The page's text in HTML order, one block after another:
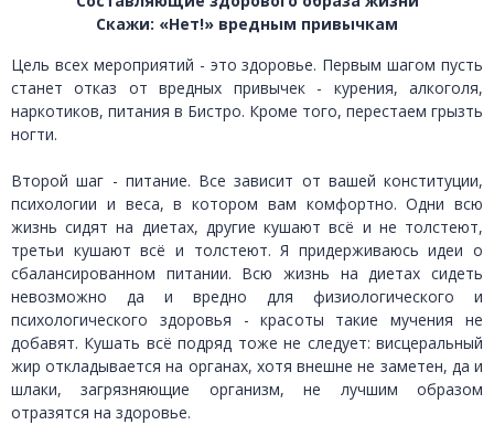
Скажи: «Нет!» вредным привычкам
Цель всех мероприятий - это здоровье. Первым шагом пусть
станет отказ от вредных привычек - курения, алкоголя,
наркотиков, питания в Бистро. Кроме того, перестаем грызть
ногти.
Второй шаг - питание. Все зависит от вашей конституции,
психологии и веса, в котором вам комфортно. Одни всю
жизнь сидят на диетах, другие кушают всё и не толстеют,
третьи кушают всё и толстеют. Я придерживаюсь идеи о
сбалансированном питании. Всю жизнь на диетах сидеть
невозможно да и вредно для физиологического и
психологического здоровья - красоты такие мучения не
добавят. Кушать всё подряд тоже не следует: висцеральный
жир откладывается на органах, хотя внешне не заметен, да и
шлаки, загрязняющие организм, не лучшим образом
отразятся на здоровье.